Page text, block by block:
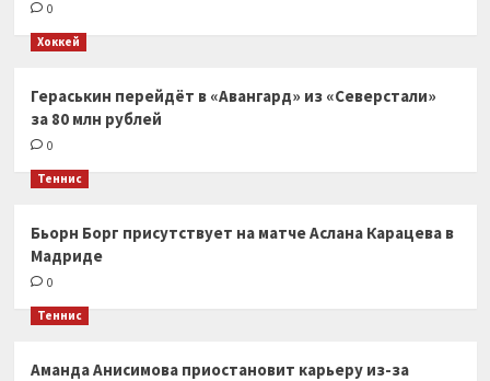
0
Хоккей
Гераськин перейдёт в «Авангард» из «Северстали»
за 80 млн рублей
0
Теннис
Бьорн Борг присутствует на матче Аслана Карацева в
Мадриде
0
Теннис
Аманда Анисимова приостановит карьеру из-за